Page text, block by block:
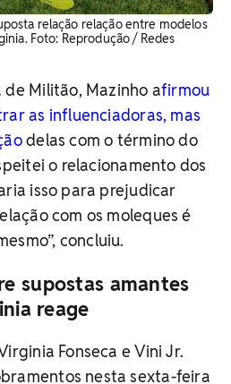
relação relação entre modelos
Foto: Reprodução / Redes
Militão, Mazinho afirmou
as influenciadoras, mas
delas com o término do
o relacionamento dos
isso para prejudicar
com os moleques é
concluiu.
supostas amantes
reage
Fonseca e Vini Jr.
nesta sexta-feira